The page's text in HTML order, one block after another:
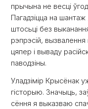
прычына не весці
Пагадзіцца на
штосьці без
рэпрэсій,
цяпер і вываду
паводзіны.
Уладзімір Крысёнак
гісторыю. Значыць,
сёння я выказваю